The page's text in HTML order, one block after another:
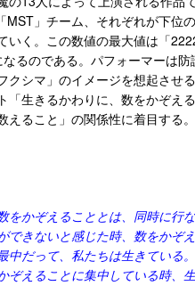
MST」チーム、それぞれが下位
いく。この数値の最大値は「
なるのである。パフォーマーは
シマ」のイメージを想起させる
「生きるかわりに、数をかぞえ
えること」の関係性に着目する
をかぞえることとは、同時に行
できないと感じた時、数をかぞ
中だって、私たちは生きている
ぞえることに集中している時、